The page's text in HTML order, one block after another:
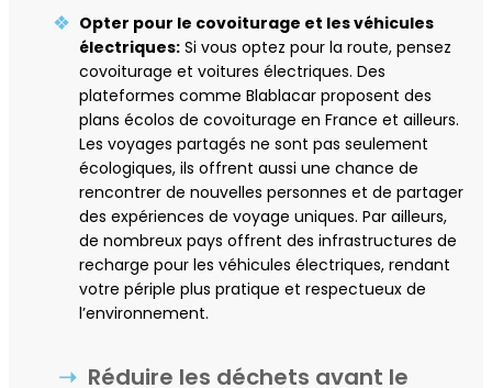
Opter pour le covoiturage et les véhicules
électriques: Si vous optez pour la route, pensez
covoiturage et voitures électriques. Des
plateformes comme Blablacar proposent des
plans écolos de covoiturage en France et ailleurs.
Les voyages partagés ne sont pas seulement
écologiques, ils offrent aussi une chance de
rencontrer de nouvelles personnes et de partager
des expériences de voyage uniques. Par ailleurs,
de nombreux pays offrent des infrastructures de
recharge pour les véhicules électriques, rendant
votre périple plus pratique et respectueux de
l’environnement.
Réduire les déchets avant le